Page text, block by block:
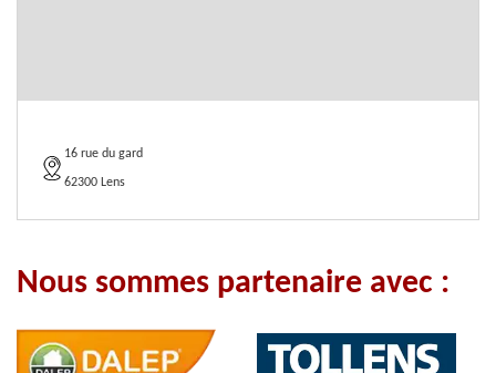
16 rue du gard
62300 Lens
Nous sommes partenaire avec :